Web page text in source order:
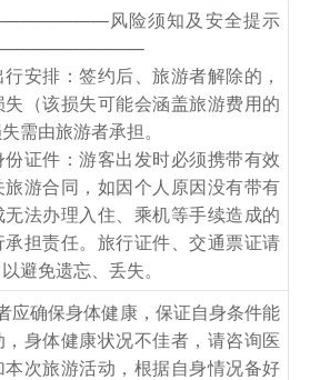
店
：自理
晚餐：自理
庄园-亚布力
车前往异域风情国度的【伏尔加
间约2.5小时，含大门票，不含园
覆盖着伏尔加河......悠扬的旋律，
老的伏尔加河畔的冬天……推开伏
风险须知及安全提示
行安排：签约后、旅游者解除的，
（该损失可能会涵盖旅游费用的
需由旅游者承担。
份证件：游客出发时必须携带有效
游合同，如因个人原因没有带有
法办理入住、乘机等手续造成的
担责任。旅行证件、交通票证请
避免遗忘、丢失。
应确保身体健康，保证自身条件能
身体健康状况不佳者，请咨询医
次旅游活动，根据自身情况备好